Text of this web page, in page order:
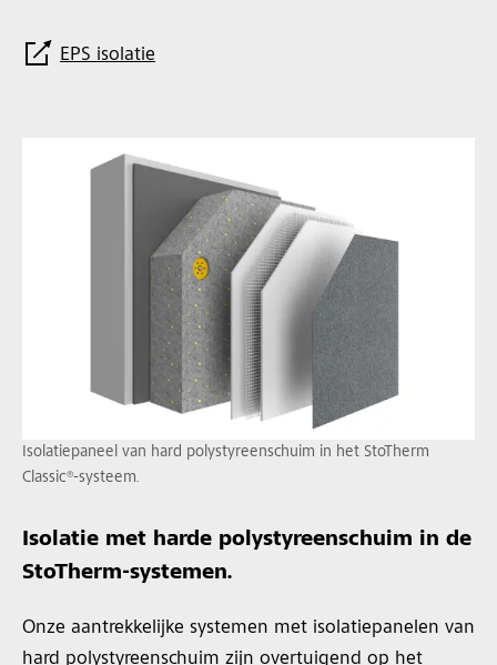
EPS isolatie
Isolatie met harde polystyreenschuim in de
StoTherm-systemen.
Onze aantrekkelijke systemen met isolatiepanelen van
hard polystyreenschuim zijn overtuigend op het
Isolatiepaneel van hard polystyreenschuim in het StoTherm
Classic®-systeem.